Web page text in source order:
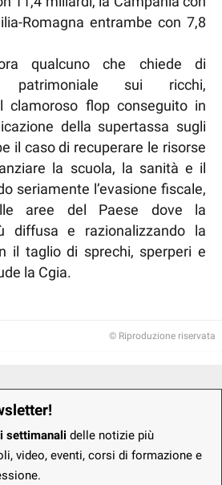
Romagna entrambe con 7,8
qualcuno che chiede di
patrimoniale sui ricchi,
clamoroso flop conseguito in
della supertassa sugli
il caso di recuperare le risorse
la scuola, la sanità e il
seriamente l’evasione fiscale,
aree del Paese dove la
diffusa e razionalizzando la
il taglio di sprechi, sperperi e
la Cgia.
© Riproduzione riservata
settimanali delle notizie più
video, eventi, corsi di formazione e